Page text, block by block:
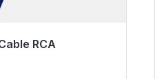
RCA
plazo de entrega